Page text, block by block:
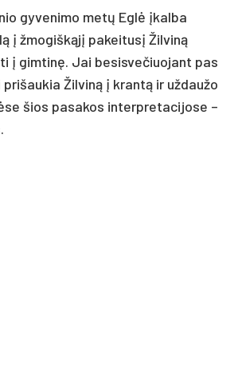
gyvenimo metų Eglė įkalba
į žmogiškąjį pakeitusį Žilviną
į gimtinę. Jai besisvečiuojant pas
Žilviną į krantą ir uždaužo
šios pasakos interpretacijose –